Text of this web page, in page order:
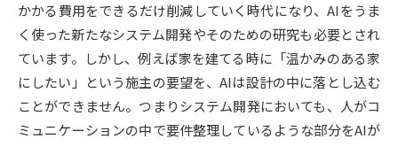
大学研究 大学検索
大学で学べる内容や特徴を調べる
新増設大学・学部・学科特集
国際・グローバルに強い大学特
かかる費用をできるだけ削減していく時代になり、AIをうま
く使った新たなシステム開発やそのための研究も必要とされ
ています。しかし、例えば家を建てる時に「温かみのある家
にしたい」という施主の要望を、AIは設計の中に落とし込む
ことができません。つまりシステム開発においても、人がコ
ミュニケーションの中で要件整理しているような部分をAIが